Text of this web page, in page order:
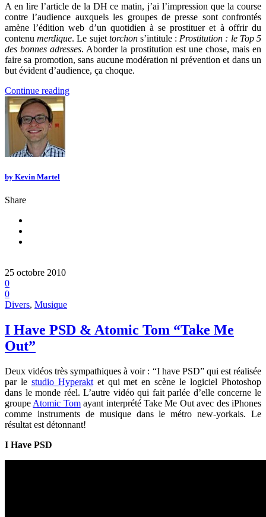
A en lire l’article de la DH ce matin, j’ai l’impression que la course
contre l’audience auxquels les groupes de presse sont confrontés
amène l’édition web d’un quotidien à se prostituer et à offrir du
contenumerdique. Le sujet torchons’intitule : Prostitution : le Top 5
des bonnes adresses. Aborder la prostitution est une chose, mais en
faire sa promotion, sans aucune modération ni prévention et dans un
but évident d’audience, ça choque.
Continue reading
by Kevin Martel
Share
25 octobre 2010
0
0
Divers, Musique
I Have PSD & Atomic Tom “Take Me
Out”
Deux vidéos très sympathiques à voir : “I have PSD” qui est réalisée
par le studio Hyperaktet qui met en scène le logiciel Photoshop
dans le monde réel. L’autre vidéo qui fait parlée d’elle concerne le
groupe Atomic Tomayant interprété Take Me Out avec des iPhones
comme instruments de musique dans le métro new-yorkais. Le
résultat est détonnant!
I Have PSD